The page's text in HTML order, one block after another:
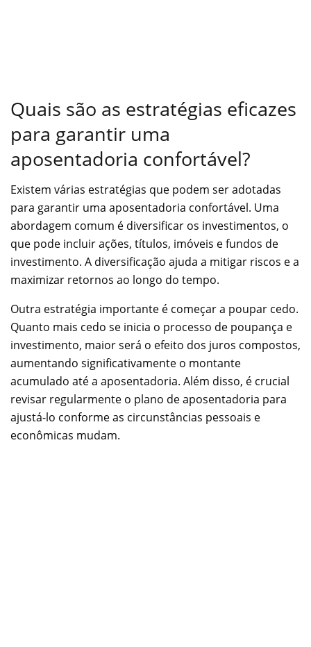
Quais são as estratégias eficazes
para garantir uma
aposentadoria confortável?
Existem várias estratégias que podem ser adotadas
para garantir uma aposentadoria confortável. Uma
abordagem comum é diversificar os investimentos, o
que pode incluir ações, títulos, imóveis e fundos de
investimento. A diversificação ajuda a mitigar riscos e a
maximizar retornos ao longo do tempo.
Outra estratégia importante é começar a poupar cedo.
Quanto mais cedo se inicia o processo de poupança e
investimento, maior será o efeito dos juros compostos,
aumentando significativamente o montante
acumulado até a aposentadoria. Além disso, é crucial
revisar regularmente o plano de aposentadoria para
ajustá-lo conforme as circunstâncias pessoais e
econômicas mudam.